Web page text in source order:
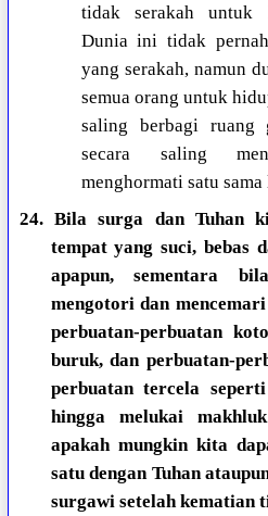
tidak serakah untuk
Dunia ini tidak
yang serakah, namun
semua orang untuk
saling berbagi ruang
secara saling
menghormati satu sama
24. Bila surga dan Tuhan
tempat yang suci, bebas
apapun, sementara
mengotori dan
perbuatan-perbuatan
buruk, dan perbuatan-
perbuatan tercela
hingga melukai
apakah mungkin kita
satu dengan Tuhan
surgawi setelah kematian